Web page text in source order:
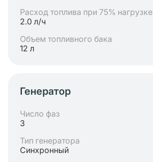
Расход топлива при 75% нагрузке
2.0 л/ч
Объем топливного бака
12 л
Генератор
Число фаз
3
Тип генератора
Синхронный